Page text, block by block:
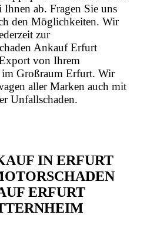
Ihnen ab. Fragen Sie uns
den Möglichkeiten. Wir
zur
Ankauf Erfurt
von Ihrem
Großraum Erfurt. Wir
aller Marken auch mit
Unfallschaden.
IN ERFURT
ERFURT